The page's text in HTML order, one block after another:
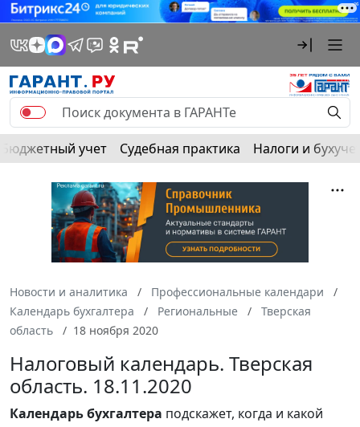
Бюджетный учет Судебная практика Налоги и
Новости и аналитика
Профессиональные календари
Календарь бухгалтера
Региональные
Тверская
область
18 ноября 2020
Налоговый календарь. Тверская
область. 18.11.2020
Календарьбухгалтера подскажет, когда и какой